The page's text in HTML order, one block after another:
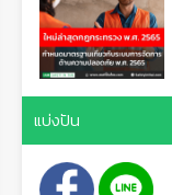
แบ่งปัน